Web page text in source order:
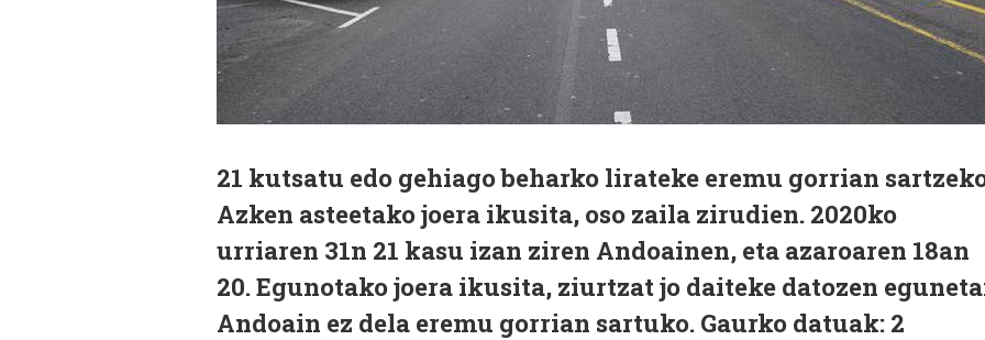
21 kutsatu edo gehiago beharko lirateke eremu gorrian
Azken asteetako joera ikusita, oso zaila zirudien. 2020ko
urriaren 31n 21 kasu izan ziren Andoainen, eta azaroaren 18an
20. Egunotako joera ikusita, ziurtzat jo daiteke datozen
Andoain ez dela eremu gorrian sartuko. Gaurko datuak: 2